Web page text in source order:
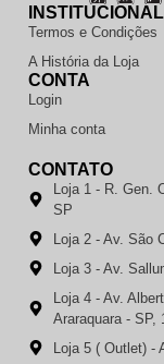
INSTITUCIONAL
Termos e Condições
A História da Loja
CONTA
Login
Minha conta
CONTATO
Loja 1 - R. Gen.
SP
Loja 2 - Av. São
Loja 3 - Av.
Loja 4 - Av.
Araraquara - SP,
Loja 5 ( Outlet)